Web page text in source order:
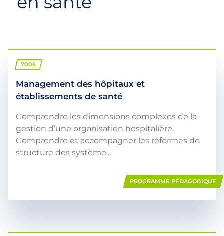
7006
Management des hôpitaux et
établissements de santé
Comprendre les dimensions complexes de la
gestion d’une organisation hospitalière.
Comprendre et accompagner les réformes de
structure des système...
PROGRAMME PÉDAGOGIQUE